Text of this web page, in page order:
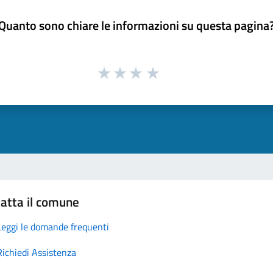
sono chiare le informazioni su questa
il comune
le domande frequenti
Assistenza